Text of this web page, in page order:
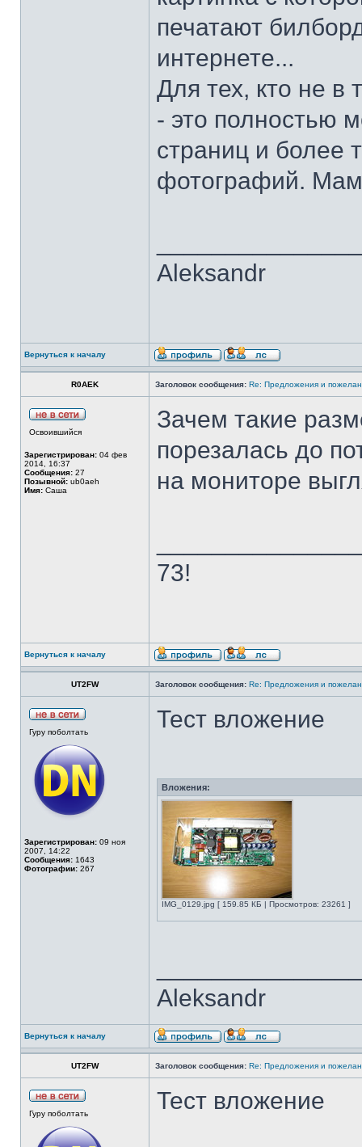
печатают
интернете...
Для тех, кто не в
- это полностью
страниц и более
фотографий.
Aleksandr
Вернуться к началу
R0AEK Заголовок сообщения: Re: Предложения и
Освоившийся
Зарегистрирован: 04 фев
2014, 16:37
Сообщения: 27
Позывной: ub0aeh
Имя: Саша
Зачем такие
порезалась до
на мониторе
73!
Вернуться к началу
UT2FW Заголовок сообщения: Re: Предложения и
Гуру поболтать
Зарегистрирован: 09 ноя
2007, 14:22
Сообщения: 1643
Фотографии: 267
Тест вложение
Вложения:
IMG_0129.jpg [ 159.85 КБ | Просмотров: 23261 ]
Aleksandr
Вернуться к началу
UT2FW Заголовок сообщения: Re: Предложения и
Гуру поболтать Тест вложение